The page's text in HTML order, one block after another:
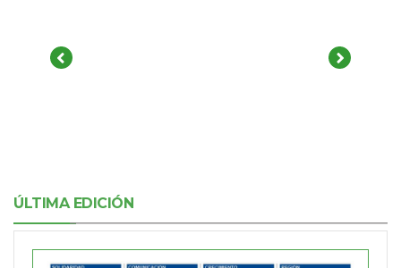
ÚLTIMA EDICIÓN